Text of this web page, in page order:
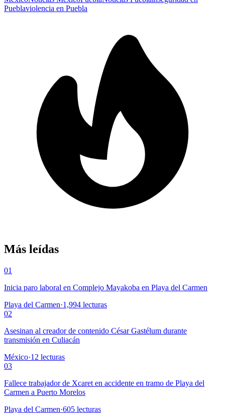
Pueblaviolencia en Puebla
Más leídas
01
Inicia paro laboral en Complejo Mayakoba en Playa del Carmen
Playa del Carmen·1,994 lecturas
02
Asesinan al creador de contenido César Gastélum durante
transmisión en Culiacán
México·12 lecturas
03
Fallece trabajador de Xcaret en accidente en tramo de Playa del
Carmen a Puerto Morelos
Playa del Carmen·605 lecturas